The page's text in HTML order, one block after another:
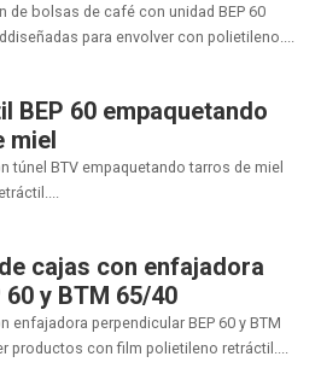
de bolsas de café con unidad BEP 60
para envolver con polietileno....
BEP 60 empaquetando
miel
túnel BTV empaquetando tarros de miel
cajas con enfajadora
y BTM 65/40
enfajadora perpendicular BEP 60 y BTM
productos con film polietileno retráctil....